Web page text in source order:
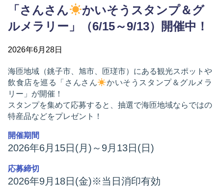
「さんさん
かいそうスタンプ＆グ
ルメラリー」（6/15～9/13）開催中！
2026年6月28日
海匝地域（銚子市、旭市、匝瑳市）にある観光スポットや
飲食店を巡る「さんさん
かいそうスタンプ＆グルメラ
リー」が開催！
スタンプを集めて応募すると、抽選で海匝地域ならではの
特産品などをプレゼント！
開催期間
2026年6月15日(月)～9月13日(日)
応募締切
2026年9月18日(金)※当日消印有効